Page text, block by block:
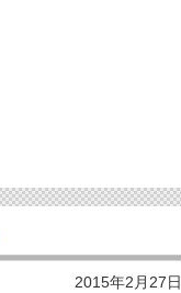
2015年2月27日